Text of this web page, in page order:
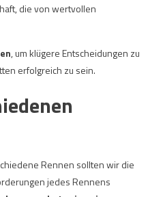
die von wertvollen
, um klügere Entscheidungen zu
erfolgreich zu sein.
Rennen sollten wir die
jedes Rennens